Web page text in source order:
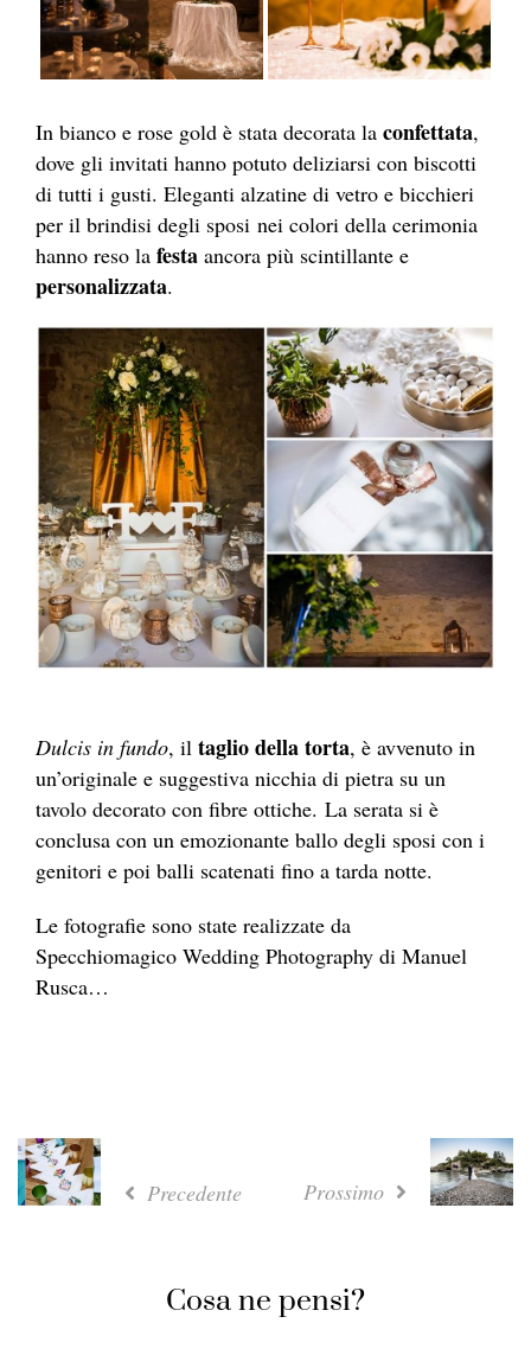
In bianco e rose gold è stata decorata la confettata,
dove gli invitati hanno potuto deliziarsi con biscotti
di tutti i gusti. Eleganti alzatine di vetro e bicchieri
per il brindisi degli sposi nei colori della cerimonia
hanno reso la festa ancora più scintillante e
personalizzata.
Dulcis in fundo, il taglio della torta, è avvenuto in
un’originale e suggestiva nicchia di pietra su un
tavolo decorato con fibre ottiche. La serata si è
conclusa con un emozionante ballo degli sposi con i
genitori e poi balli scatenati fino a tarda notte.
Le fotografie sono state realizzate da
Specchiomagico Wedding Photography di Manuel
Rusca…
Precedente Prossimo
Cosa ne pensi?